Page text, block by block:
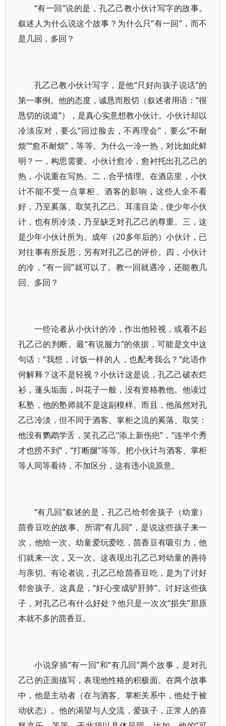
“有一回”说的是，孔乙己教小伙计写字的故事。
叙述人为什么说这个故事？为什么只“有一回”，而不
是几回，多回？
孔乙己教小伙计写字，是他“只好向孩子说话”的
第一事例。他的态度，诚恳而殷切（叙述者用语：“很
恳切的说道”），是真心实意想教小伙计。小伙计却以
冷淡应对，要么“回过脸去，不再理会”，要么“不耐
烦”“愈不耐烦”，等等。为什么一冷一热，对比如此鲜
明？一，构思需要。小伙计愈冷，愈衬托出孔乙己的
热，小说重在写热。二，合乎情理。在酒店里，小伙
计不能不受一点掌柜、酒客的影响，这些人全不看
好，乃至奚落、取笑孔乙己。耳濡目染，使少年小伙
计，也有所冷淡，乃至缺乏对孔乙己的尊重。三，这
是少年小伙计所为。成年（20多年后的）小伙计，已
对往事有所反思，另有对孔乙己的评价。四，小伙计
的冷，“有一回”就可以了。教一回就遇冷，还能教几
回、多回？
一些论者从小伙计的冷，作出他轻视，或看不起
孔乙己的判断。最“有说服力”的依据，可能是文中这
句话：“我想，讨饭一样的人，也配考我么？”此语作
何解释？这不是轻视？小伙计这是说，孔乙己破衣烂
衫，蓬头垢面，叫花子一般，没有资格教他。他读过
私塾，他的塾师就不是这副模样。而且，他虽然对孔
乙己冷淡，但不同于酒客、掌柜之流的奚落、取笑：
他没有鹦鹉学舌，笑孔乙己“添上新伤疤”，“连半个秀
才也捞不到”，“打断腿”等等。把小伙计与酒客、掌柜
等人同等看待，不加区分，这有违小说原意。
“有几回”叙述的是，孔乙己给邻舍孩子（幼童）
茴香豆吃的故事。所谓“有几回”，是说这些孩子来一
次，他给一次。幼童爱玩爱吃，茴香豆有吸引力，他
们就来一次，又一次。这表现出孔乙己对幼童的善待
与亲切。有论者说，孔乙己给茴香豆吃，是为了讨好
邻舍孩子。这真是，“好心变成驴肝肺”。讨好这些孩
子，对孔乙己有什么好处？他只是一次次“损失”那原
本就不多的茴香豆。
小说穿插“有一回”和“有几回”两个故事，是对孔
乙己的正面描写，表现他性格的积极面。在两个故事
中，他是主动者（在与酒客、掌柜关系中，他处于被
动状态）。他的渴望与人交流，爱孩子，正常人的喜